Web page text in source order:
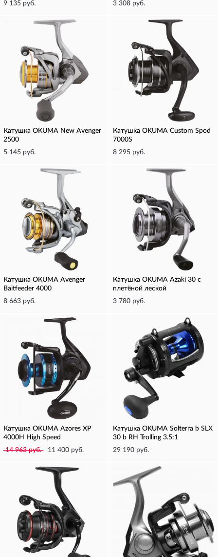
9 135 руб.
3 308 руб.
Катушка OKUMA New Avenger
2500
5 145 руб.
Катушка OKUMA Custom Spod
7000S
8 295 руб.
Катушка OKUMA Avenger
Baitfeeder 4000
8 663 руб.
Катушка OKUMA Azaki 30 с
плетёной леской
3 780 руб.
Катушка OKUMA Azores XP
4000H High Speed
14 963 руб.
11 400 руб.
Катушка OKUMA Solterra b SLX
30 b RH Trolling 3.5:1
29 190 руб.